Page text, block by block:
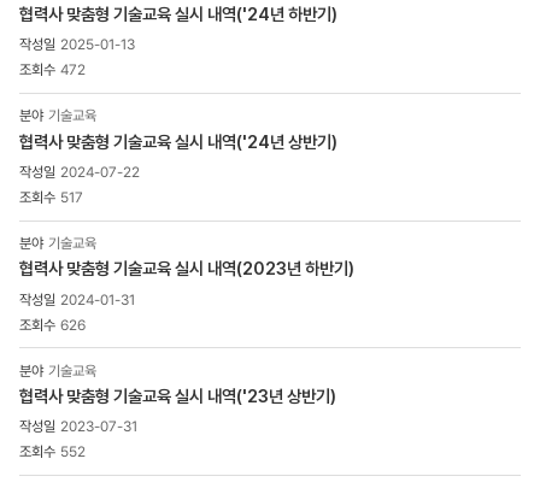
협력사 맞춤형 기술교육 실시 내역('24년 하반기)
2025-01-13
472
기술교육
협력사 맞춤형 기술교육 실시 내역('24년 상반기)
2024-07-22
517
기술교육
협력사 맞춤형 기술교육 실시 내역(2023년 하반기)
2024-01-31
626
기술교육
협력사 맞춤형 기술교육 실시 내역('23년 상반기)
2023-07-31
552